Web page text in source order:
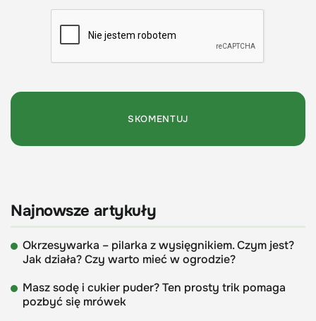
Najnowsze artykuły
Okrzesywarka – pilarka z wysięgnikiem. Czym jest?
Jak działa? Czy warto mieć w ogrodzie?
Masz sodę i cukier puder? Ten prosty trik pomaga
pozbyć się mrówek